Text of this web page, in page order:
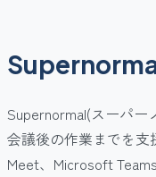
Supernormal(スーパー
会議後の作業までを支
Meet、Microsoft